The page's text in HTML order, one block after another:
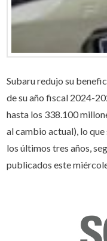
Subaru redujo su
de su año fiscal 2024-
hasta los 338.100
al cambio actual), lo
los últimos tres años,
publicados este